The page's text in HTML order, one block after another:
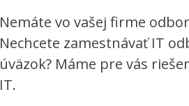
Nemáte vo vašej firme
Nechcete zamestnávať IT
úväzok? Máme pre vás
IT.